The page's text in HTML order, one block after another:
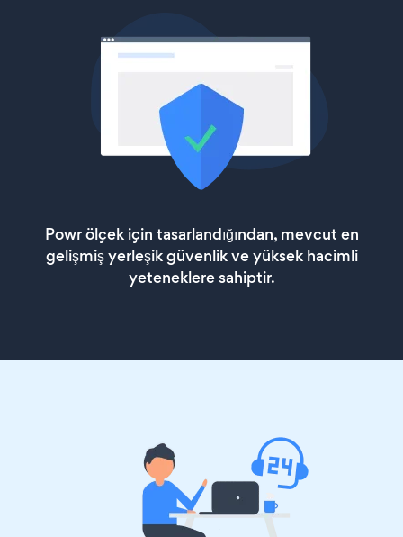
Powr ölçek için tasarlandığından, mevcut en
gelişmiş yerleşik güvenlik ve yüksek hacimli
yeteneklere sahiptir.